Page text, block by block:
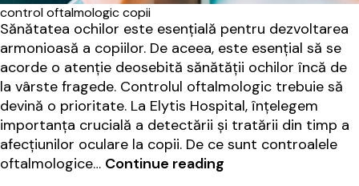
control oftalmologic copii
Sănătatea ochilor este esențială pentru dezvoltarea
armonioasă a copiilor. De aceea, este esențial să se
acorde o atenție deosebită sănătății ochilor încă de
la vârste fragede. Controlul oftalmologic trebuie să
devină o prioritate. La Elytis Hospital, înțelegem
importanța crucială a detectării și tratării din timp a
afecțiunilor oculare la copii. De ce sunt controalele
oftalmologice… Continue reading